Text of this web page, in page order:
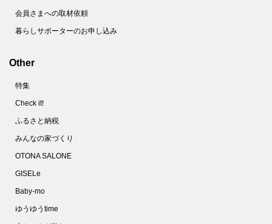
会員さまへの取材依頼
暮らしサポーターのお申し込み
Other
特集
Check it!
ふるさと納税
みんなの家づくり
OTONA SALONE
GISELe
Baby-mo
ゆうゆうtime